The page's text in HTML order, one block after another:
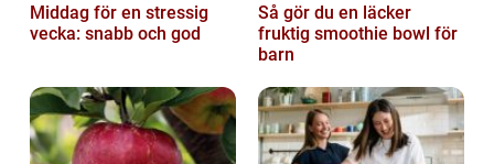
Middag för en stressig
vecka: snabb och god
Så gör du en läcker
fruktig smoothie bowl för
barn